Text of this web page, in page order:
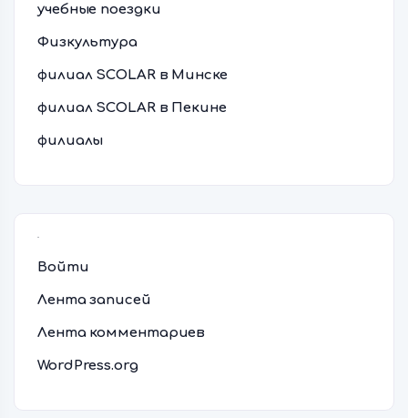
учебные поездки
Физкультура
филиал SCOLAR в Минске
филиал SCOLAR в Пекине
филиалы
Войти
Лента записей
Лента комментариев
WordPress.org